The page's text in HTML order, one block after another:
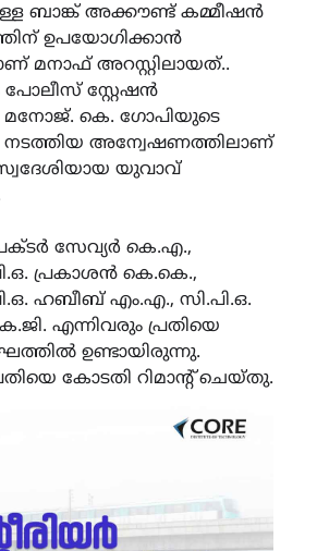
ബാങ്ക് അക്കൗണ്ട് കമ്മീഷൻ
ഉപയോഗിക്കാൻ
മനാഫ് അറസ്റ്റിലായത്..
പോലീസ് സ്റ്റേഷൻ
കെ. ഗോപിയുടെ
നടത്തിയ അന്വേഷണത്തിലാണ്
യുവാവ്
സേവ്യർ കെ.എ.,
പ്രകാശൻ കെ.കെ.,
ഹബീബ് എം.എ., സി.പി.ഒ.
എന്നിവരും പ്രതിയെ
ഉണ്ടായിരുന്നു.
കോടതി റിമാൻ്റ് ചെയ്തു.